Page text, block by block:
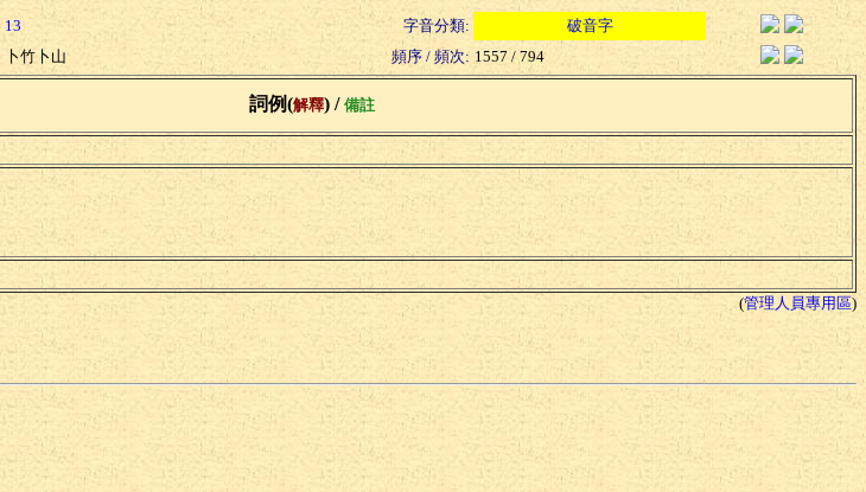
13 字音分類:
破音字
卜竹卜山 頻序 / 頻次: 1557 / 794
詞例(解釋) / 備註
(管理人員專用區)